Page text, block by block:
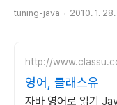
tuning-java 2010. 1.
http://
영어, 클래스유